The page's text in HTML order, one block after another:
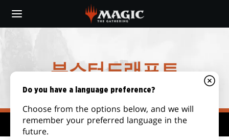
main
부스터드래프트
형식 허브
Do you have a language preference?
Choose from the options below, and we will
remember your preferred language in the
future.